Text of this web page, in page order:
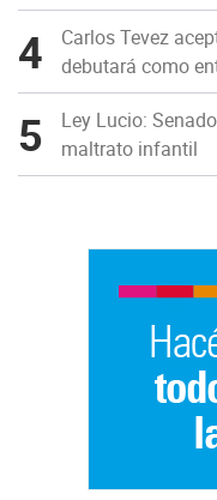
4
Carlos Tevez
debutará como
5
Ley Lucio:
maltrato infantil